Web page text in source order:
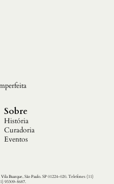
Sobre
História
Curadoria
Eventos
Buarque, São Paulo. SP 01224-020. Telefones (11)
93309-8687.